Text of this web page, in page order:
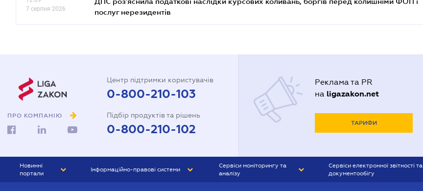
7 серпня 2026
послуг нерезидентів
ПРО КОМПАНІЮ
Центр підтримки користувачів
0-800-210-103
Підбір продуктів та рішень
0-800-210-102
Реклама та PR
на ligazakon.net
ТАРИФИ
Новинні
портали
Інформаційно-правові системи
Сервіси моніторингу та
аналізу
Сервіси електронної звітності та
документообігу